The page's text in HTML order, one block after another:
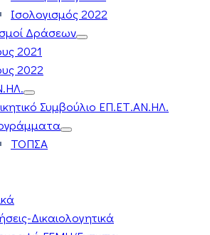
Ισολογισμός 2022
Δράσεων
2021
2022
Συμβούλιο ΕΠ.ΕΤ.ΑΝ.ΗΛ.
ΤΟΠΣΑ
Δικαιολογητικά